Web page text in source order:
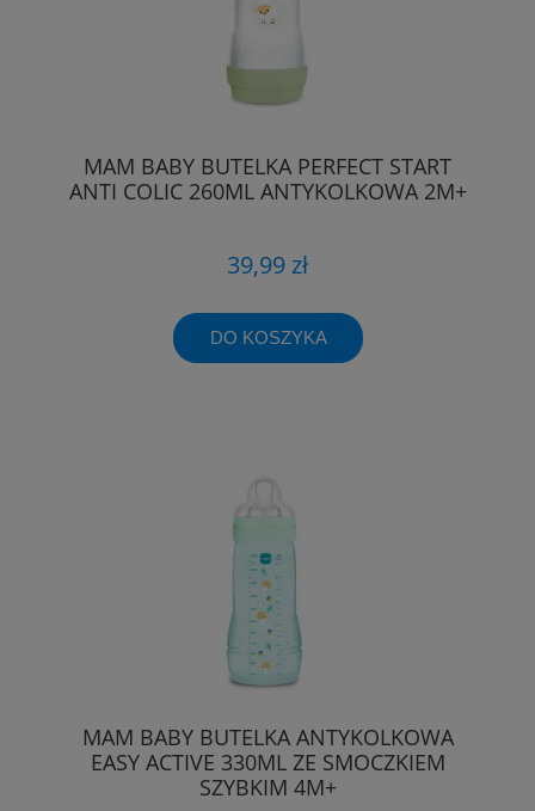
MAM BABY BUTELKA PERFECT START
ANTI COLIC 260ML ANTYKOLKOWA 2M+
39,99 zł
DO KOSZYKA
MAM BABY BUTELKA ANTYKOLKOWA
EASY ACTIVE 330ML ZE SMOCZKIEM
SZYBKIM 4M+